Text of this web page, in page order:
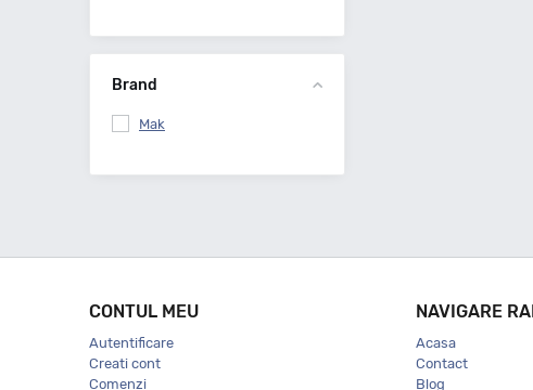
Brand
Mak
CONTUL MEU
Autentificare
Creati cont
Comenzi
NAVIGARE
Acasa
Contact
Blog